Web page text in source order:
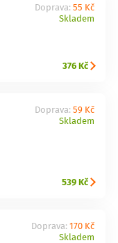
Doprava: 55 Kč
Skladem
376 Kč
Doprava: 59 Kč
Skladem
539 Kč
Doprava: 170 Kč
Skladem